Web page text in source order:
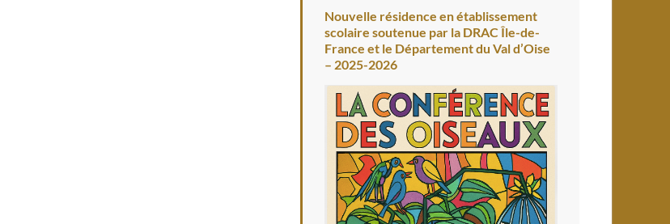
Nouvelle résidence en établissement
scolaire soutenue par la DRAC Île-de-
France et le Département du Val d’Oise
– 2025-2026